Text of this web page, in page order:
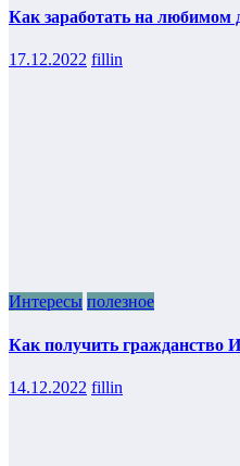
Как заработать на любимом
17.12.2022 fillin
Интересы полезное
Как получить гражданство
14.12.2022 fillin